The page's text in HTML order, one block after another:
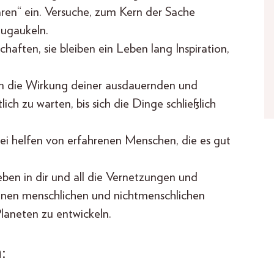
ein. Versuche, zum Kern der Sache
sie bleiben ein Leben lang Inspiration,
die Wirkung deiner ausdauernden und
zu warten, bis sich die Dinge schließlich
helfen von erfahrenen Menschen, die es gut
in dir und all die Vernetzungen und
menschlichen und nichtmenschlichen
zu entwickeln.